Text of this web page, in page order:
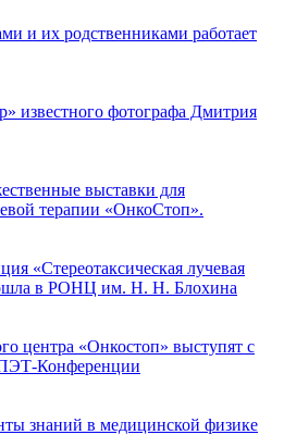
и их родственниками работает
известного фотографа Дмитрия
выставки для
терапии «ОнкоСтоп».
«Стереотаксическая лучевая
в РОНЦ им. Н. Н. Блохина
центра «Онкостоп» выступят с
Конференции
знаний в медицинской физике